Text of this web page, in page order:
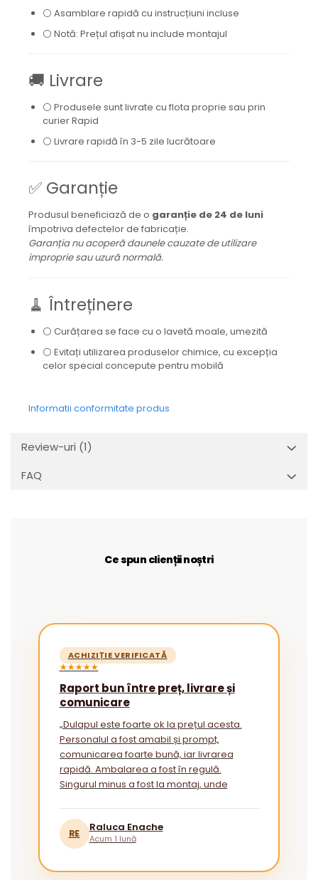
⚪ Asamblare rapidă cu instrucțiuni incluse
⚪ Notă: Prețul afișat nu include montajul
🚚 Livrare
⚪ Produsele sunt livrate cu flota proprie sau prin
curier Rapid
⚪ Livrare rapidă în 3-5 zile lucrătoare
✅ Garanție
Produsul beneficiază de o garanție de 24 de luni
împotriva defectelor de fabricație.
Garanția nu acoperă daunele cauzate de utilizare
improprie sau uzură normală.
🧹 Întreținere
⚪ Curățarea se face cu o lavetă moale, umezită
⚪ Evitați utilizarea produselor chimice, cu excepția
celor special concepute pentru mobilă
Informatii conformitate produs
Review-uri (1)
FAQ
Ce spun clienții noștri
ACHIZIȚIE VERIFICATĂ
★★★★★
Raport bun între preț, livrare și
comunicare
„Dulapul este foarte ok la prețul acesta.
Personalul a fost amabil și prompt,
comunicarea foarte bună, iar livrarea
rapidă. Ambalarea a fost în regulă.
Singurul minus a fost la montaj, unde
RE
Raluca Enache
Acum 1 lună